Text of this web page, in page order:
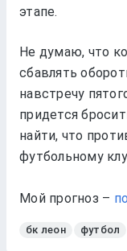
этапе.
Не думаю, что
сбавлять
навстречу
придется
найти, что
футбольному
Мой прогноз –
бк леон футбол